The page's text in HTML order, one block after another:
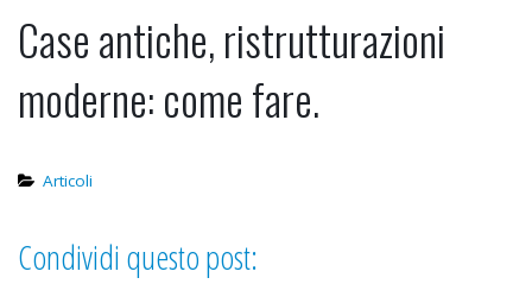
Case antiche, ristrutturazioni
moderne: come fare.
Articoli
Condividi questo post: